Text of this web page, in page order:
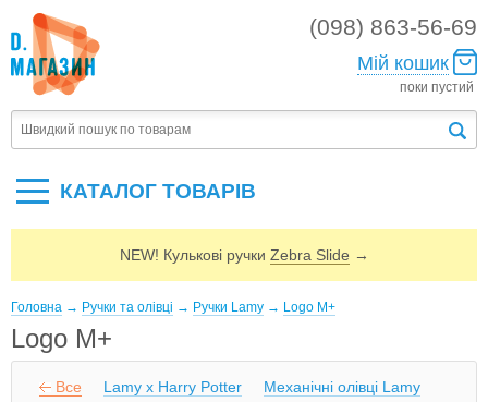
(098) 863-56-69
Мій кошик
поки пустий
КАТАЛОГ ТОВАРIВ
NEW! Кулькові ручки Zebra Slide →
Головна → Ручки та олівці → Ручки Lamy → Logo M+
Logo M+
Все Lamy x Harry Potter
Механічні олівці Lamy